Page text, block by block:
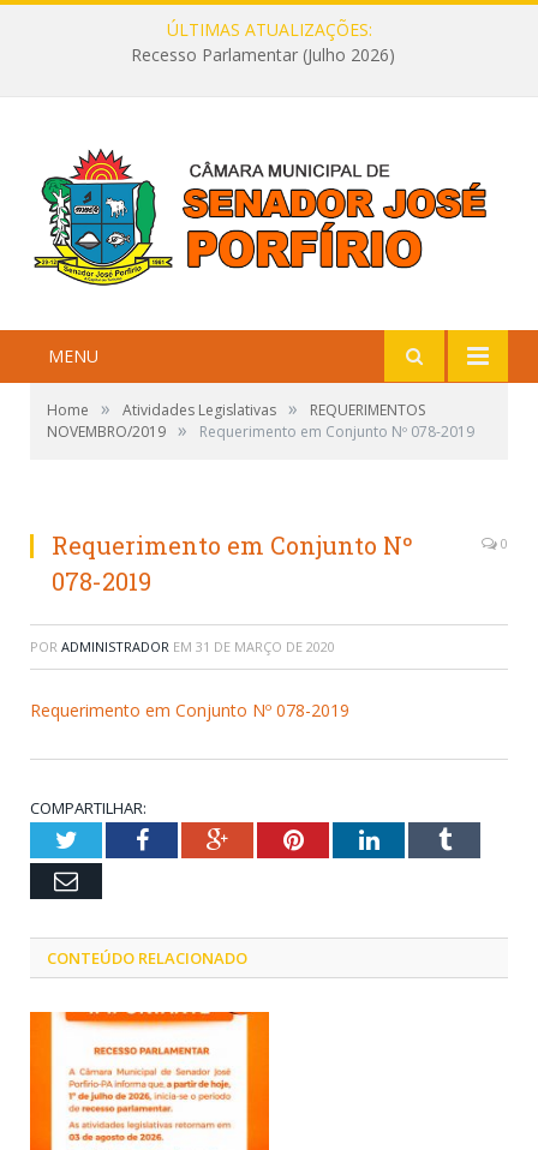
ÚLTIMAS ATUALIZAÇÕES:
Recesso Parlamentar (Julho 2026)
MENU
Home » Atividades Legislativas »
REQUERIMENTOS
NOVEMBRO/2019 » Requerimento em Conjunto Nº 078-2019
Requerimento em Conjunto Nº
078-2019
0
POR ADMINISTRADOR EM 31 DE MARÇO DE 2020
Requerimento em Conjunto Nº 078-2019
COMPARTILHAR:
TwitterFacebookGoogle+PinterestLinkedInTumblr
Email
CONTEÚDO RELACIONADO